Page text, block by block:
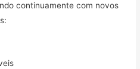
continuamente com novos